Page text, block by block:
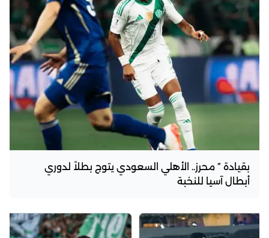
بقيادة ” محرز.. الأهلي السعودي يتوج بطلاً لدوري
أبطال آسيا للنخبة